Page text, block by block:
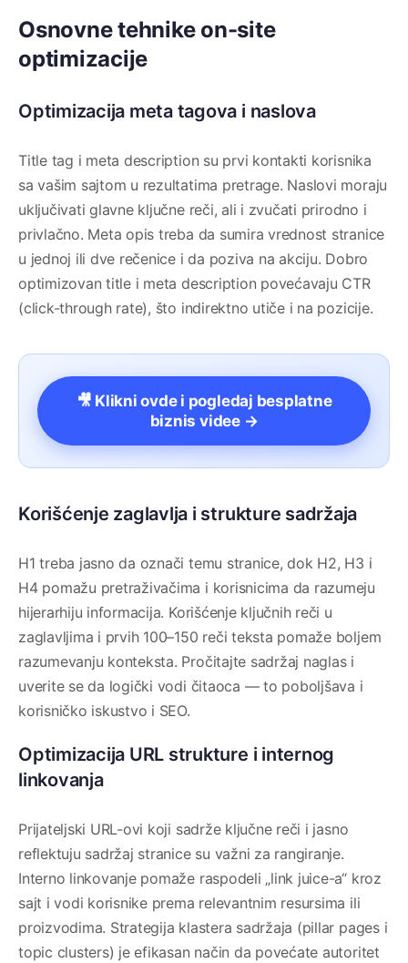
Osnovne tehnike on-site
optimizacije
Optimizacija meta tagova i naslova
Title tag i meta description su prvi kontakti korisnika
sa vašim sajtom u rezultatima pretrage. Naslovi moraju
uključivati glavne ključne reči, ali i zvučati prirodno i
privlačno. Meta opis treba da sumira vrednost stranice
u jednoj ili dve rečenice i da poziva na akciju. Dobro
optimizovan title i meta description povećavaju CTR
(click-through rate), što indirektno utiče i na pozicije.
🎥 Klikni ovde i pogledaj besplatne
biznis videe →
Korišćenje zaglavlja i strukture sadržaja
H1 treba jasno da označi temu stranice, dok H2, H3 i
H4 pomažu pretraživačima i korisnicima da razumeju
hijerarhiju informacija. Korišćenje ključnih reči u
zaglavljima i prvih 100–150 reči teksta pomaže boljem
razumevanju konteksta. Pročitajte sadržaj naglas i
uverite se da logički vodi čitaoca — to poboljšava i
korisničko iskustvo i SEO.
Optimizacija URL strukture i internog
linkovanja
Prijateljski URL-ovi koji sadrže ključne reči i jasno
reflektuju sadržaj stranice su važni za rangiranje.
Interno linkovanje pomaže raspodeli „link juice-a“ kroz
sajt i vodi korisnike prema relevantnim resursima ili
proizvodima. Strategija klastera sadržaja (pillar pages i
topic clusters) je efikasan način da povećate autoritet